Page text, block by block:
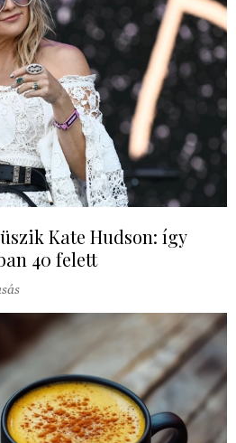
Kate Hudson: így
40 felett